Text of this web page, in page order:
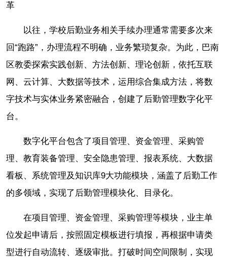
革
以往，学校后勤业务相关手续办理通常需要多次来
回“跑路”，办理流程不明确，业务繁琐复杂。为此，巴南
区教委探索实践创新、方法创新、理论创新，依托互联
网、云计算、大数据等技术，运用综合集成方法，将数
字技术与实体业务紧密融合，创建了后勤管理数字化平
台。
数字化平台包含了项目管理、资金管理、采购管
理、教育装备管理、安全隐患管理、报表系统、大数据
看板、系统管理及知识库9大功能模块，涵盖了后勤工作
的多领域，实现了后勤管理模块化、目录化。
在项目管理、资金管理、采购管理等模块，业主单
位发起申请后，按照固定模板进行填报，再根据申请类
型进行自动流转、逐级审批。打破时间空间限制，实现